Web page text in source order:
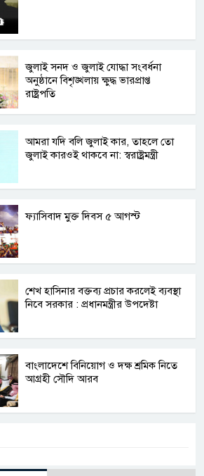
জুলাই সনদ ও জুলাই যোদ্ধা সংবর্ধনা
অনুষ্ঠানে বিশৃঙ্খলায় ক্ষুদ্ধ ভারপ্রাপ্ত
রাষ্ট্রপতি
আমরা যদি বলি জুলাই কার, তাহলে তো
জুলাই কারওই থাকবে না: স্বরাষ্ট্রমন্ত্রী
ফ্যাসিবাদ মুক্ত দিবস ৫ আগস্ট
শেখ হাসিনার বক্তব্য প্রচার করলেই ব্যবস্থা
নিবে সরকার : প্রধানমন্ত্রীর উপদেষ্টা
বাংলাদেশে বিনিয়োগ ও দক্ষ শ্রমিক নিতে
আগ্রহী সৌদি আরব